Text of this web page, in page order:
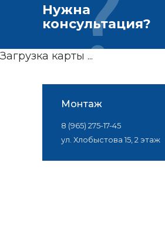
Нужна
консультация?
Монтаж
8 (965) 275-17-45
ул. Хлобыстова 15, 2 этаж
Загрузка карты ...